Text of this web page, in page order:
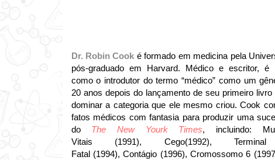
Dr. Robin Cook é formado em medicina pela
pós-graduado em Harvard. Médico e escritor, é
como o introdutor do termo “médico” como um
20 anos depois do lançamento de seu primeiro livro
dominar a categoria que ele mesmo criou. Cook
fatos médicos com fantasia para produzir uma
do
The New Yourk Times, incluindo:
Vitais
(1991), Cego(1992), Terminal
Fatal (1994), Contágio (1996), Cromossomo 6